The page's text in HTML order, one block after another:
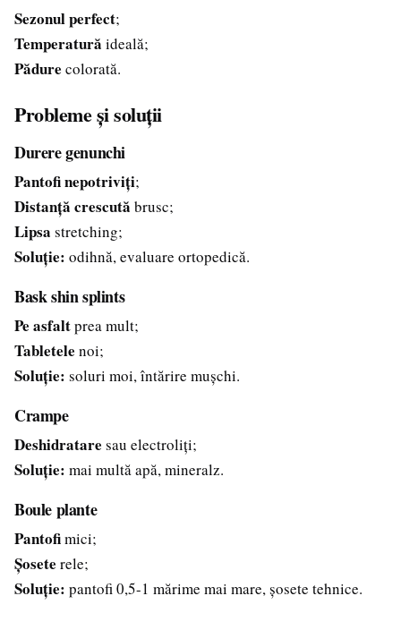
Sezonul perfect;
Temperatură ideală;
Pădure colorată.
Probleme și soluții
Durere genunchi
Pantofi nepotriviți;
Distanță crescută brusc;
Lipsa stretching;
Soluție: odihnă, evaluare ortopedică.
Bask shin splints
Pe asfaltprea mult;
Tabletele noi;
Soluție: soluri moi, întărire mușchi.
Crampe
Deshidratare sau electroliți;
Soluție: mai multă apă, mineralz.
Boule plante
Pantofimici;
Șosete rele;
Soluție: pantofi 0,5-1 mărime mai mare, șosete tehnice.